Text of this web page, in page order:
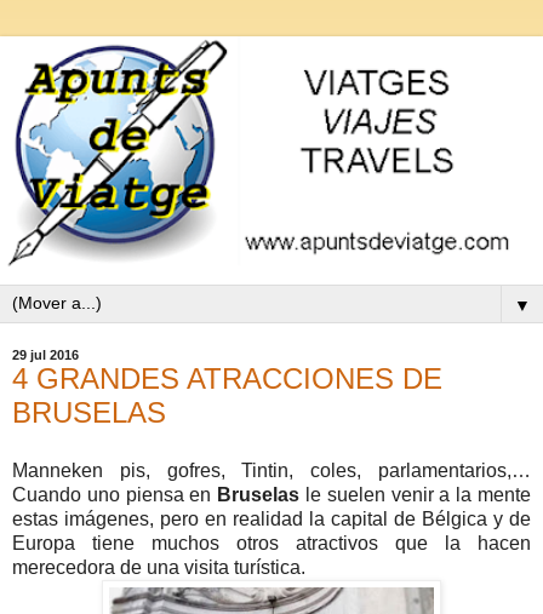
▼
29 jul 2016
4 GRANDES ATRACCIONES DE
BRUSELAS
Manneken pis, gofres, Tintin, coles, parlamentarios,…
Cuando uno piensa en Bruselas le suelen venir a la mente
estas imágenes, pero en realidad la capital de Bélgica y de
Europa tiene muchos otros atractivos que la hacen
merecedora de una visita turística.